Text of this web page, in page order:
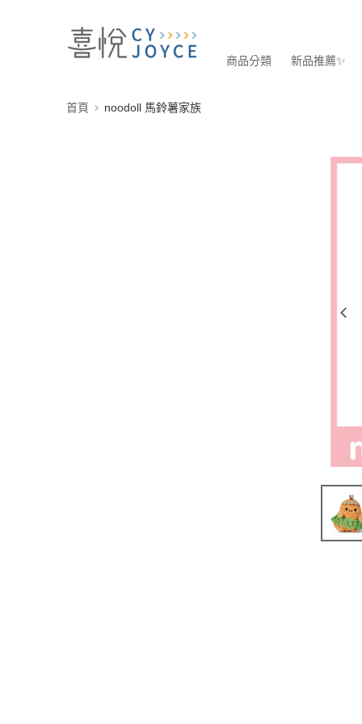
商品分類 新品推薦✨
首頁 noodoll 馬鈴薯家族